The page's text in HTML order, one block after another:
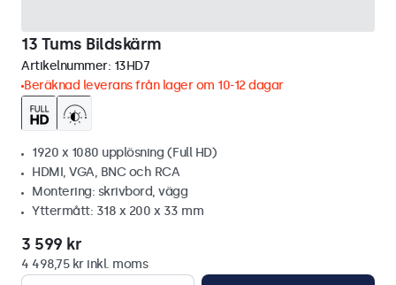
13 Tums Bildskärm
Artikelnummer: 13HD7
Beräknad leverans från lager om 10-12 dagar
1920 x 1080 upplösning (Full HD)
HDMI, VGA, BNC och RCA
Montering: skrivbord, vägg
Yttermått: 318 x 200 x 33 mm
3 599 kr
4 498,75 kr inkl. moms